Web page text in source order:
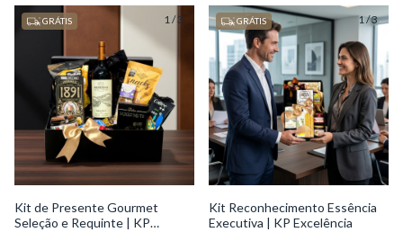
1/3
GRÁTIS
Kit de Presente Gourmet
Seleção e Requinte | KP
1/3
GRÁTIS
Kit Reconhecimento Essência
Executiva | KP Excelência